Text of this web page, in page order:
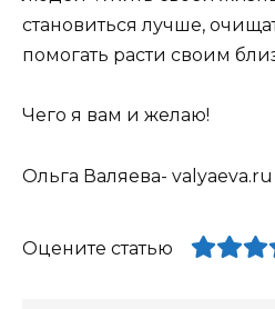
становиться лучше,
помогать расти своим
Чего я вам и желаю!
Ольга Валяева- valyaeva.ru
Оцените статью